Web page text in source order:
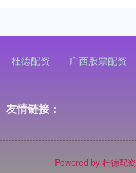
杜德配资 广西股票配资
友情链接：
Powered by 杜德配资